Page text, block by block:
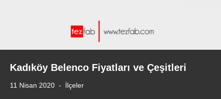
Kadıköy Belenco Fiyatları ve Çeşitleri
11 Nisan 2020 İlçeler